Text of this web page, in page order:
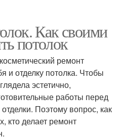
Как своими
потолок
ремонт
и отделку потолка. Чтобы
эстетично,
работы перед
Поэтому вопрос, как
кто делает ремонт